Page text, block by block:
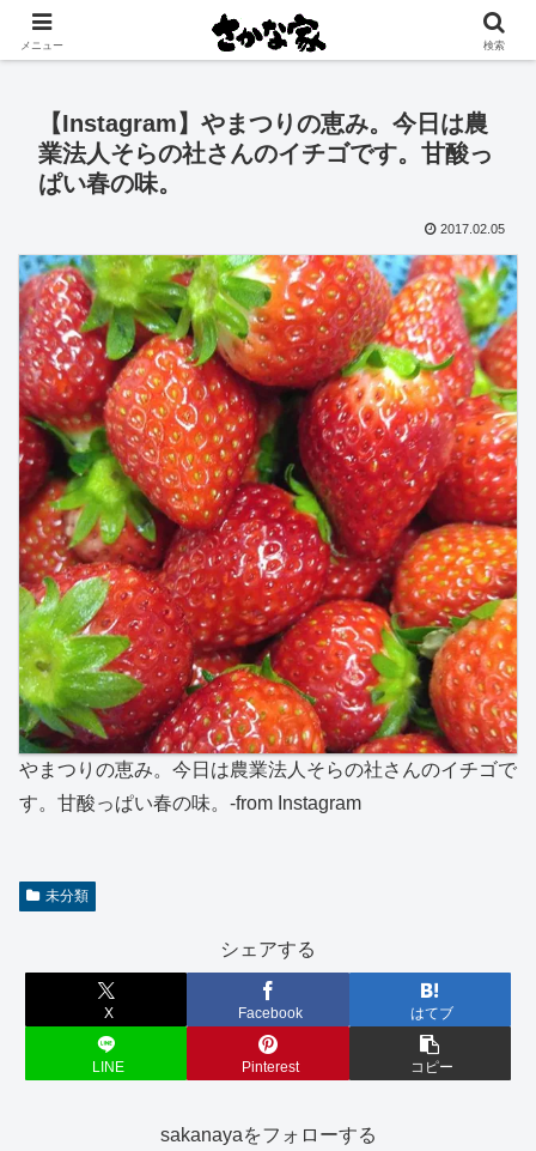
創業大正11年 矢祭町の中心で営む鮮魚店と飲食店
【Instagram】やまつりの恵み。今日は農
業法人そらの社さんのイチゴです。甘酸っ
ぱい春の味。
2017.02.05
やまつりの恵み。今日は農業法人そらの社さんのイチゴで
す。甘酸っぱい春の味。-from Instagram
未分類
シェアする
X Facebook はてブ
LINE Pinterest コピー
sakanayaをフォローする
メニュー 検索